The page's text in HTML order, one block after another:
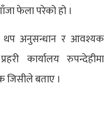
फेला परेको हो ।
थप अनुसन्धान र आवश्यक
कार्यालय रुपन्देहीमा
जिसीले बताए ।